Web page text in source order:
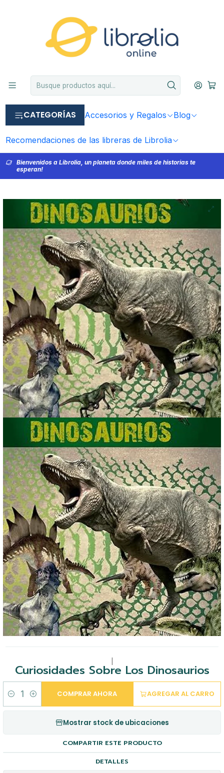
CATEGORÍAS Accesorios y Regalos Blog
Recomendaciones de las libreras de Librolia
Bienvenidos a Librolia, un planeta donde miles de historias te
esperan!
Curiosidades Sobre Los Dinosaurios
Cantidad
AGREGAR AL CARRO
COMPRAR AHORA
Mostrar stock de ubicaciones
COMPARTIR ESTE PRODUCTO
DETALLES